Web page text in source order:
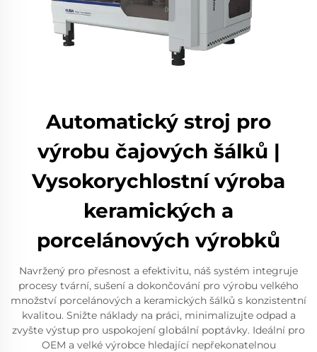
Automatický stroj pro
výrobu čajových šálků |
Vysokorychlostní výroba
keramických a
porcelánových výrobků
Navržený pro přesnost a efektivitu, náš systém integruje
procesy tvární, sušení a dokončování pro výrobu velkého
množství porcelánových a keramických šálků s konzistentní
kvalitou. Snižte náklady na práci, minimalizujte odpad a
zvyšte výstup pro uspokojení globální poptávky. Ideální pro
OEM a velké výrobce hledající nepřekonatelnou